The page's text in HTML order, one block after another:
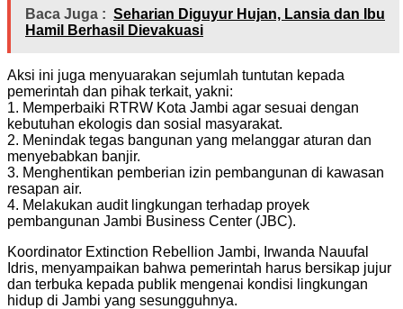
Baca Juga : Seharian Diguyur Hujan, Lansia dan Ibu
Hamil Berhasil Dievakuasi
Aksi ini juga menyuarakan sejumlah tuntutan kepada
pemerintah dan pihak terkait, yakni:
1. Memperbaiki RTRW Kota Jambi agar sesuai dengan
kebutuhan ekologis dan sosial masyarakat.
2. Menindak tegas bangunan yang melanggar aturan dan
menyebabkan banjir.
3. Menghentikan pemberian izin pembangunan di kawasan
resapan air.
4. Melakukan audit lingkungan terhadap proyek
pembangunan Jambi Business Center (JBC).
Koordinator Extinction Rebellion Jambi, Irwanda Nauufal
Idris, menyampaikan bahwa pemerintah harus bersikap jujur
dan terbuka kepada publik mengenai kondisi lingkungan
hidup di Jambi yang sesungguhnya.